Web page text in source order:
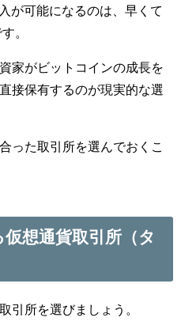
が可能になるのは、早くて
。
家がビットコインの成長を
接保有するのが現実的な選
った取引所を選んでおくこ
想通貨取引所（タ
引所を選びましょう。